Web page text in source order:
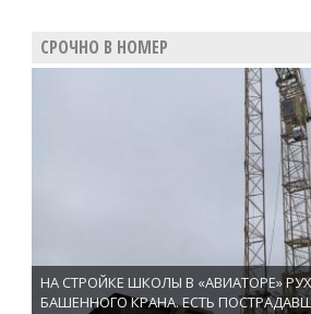
СРОЧНО В НОМЕР
НА СТРОЙКЕ ШКОЛЫ В «АВИАТОРЕ»
БАШЕННОГО КРАНА. ЕСТЬ